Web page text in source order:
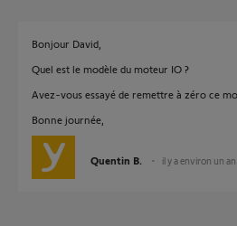
Bonjour David,
Quel est le modèle du moteur IO ?
Avez-vous essayé de remettre à zéro ce
Bonne journée,
Quentin B. il y a environ un an